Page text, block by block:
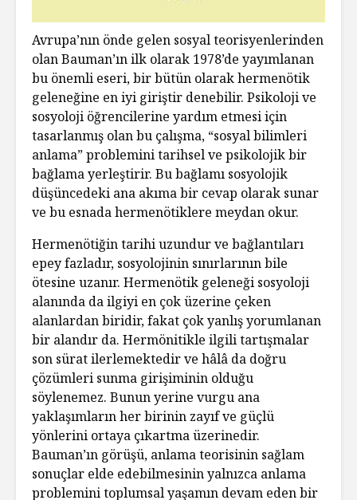
Avrupa’nın önde gelen sosyal teorisyenlerinden
olan Bauman’ın ilk olarak 1978’de yayımlanan
bu önemli eseri, bir bütün olarak hermenötik
geleneğine en iyi giriştir denebilir. Psikoloji ve
sosyoloji öğrencilerine yardım etmesi için
tasarlanmış olan bu çalışma, “sosyal bilimleri
anlama” problemini tarihsel ve psikolojik bir
bağlama yerleştirir. Bu bağlamı sosyolojik
düşüncedeki ana akıma bir cevap olarak sunar
ve bu esnada hermenötiklere meydan okur.
Hermenötiğin tarihi uzundur ve bağlantıları
epey fazladır, sosyolojinin sınırlarının bile
ötesine uzanır. Hermenötik geleneği sosyoloji
alanında da ilgiyi en çok üzerine çeken
alanlardan biridir, fakat çok yanlış yorumlanan
bir alandır da. Hermönitikle ilgili tartışmalar
son sürat ilerlemektedir ve hâlâ da doğru
çözümleri sunma girişiminin olduğu
söylenemez. Bunun yerine vurgu ana
yaklaşımların her birinin zayıf ve güçlü
yönlerini ortaya çıkartma üzerinedir.
Bauman’ın görüşü, anlama teorisinin sağlam
sonuçlar elde edebilmesinin yalnızca anlama
problemini toplumsal yaşamın devam eden bir